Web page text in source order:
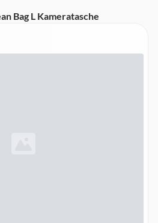
Bag L Kameratasche